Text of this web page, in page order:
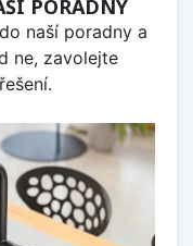
PORADNY
naší poradny a
ne, zavolejte